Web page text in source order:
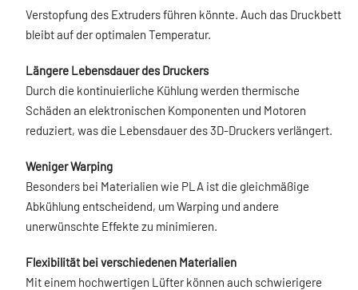
Verstopfung des Extruders führen könnte. Auch das Druckbett
bleibt auf der optimalen Temperatur.
Längere Lebensdauer des Druckers
Durch die kontinuierliche Kühlung werden thermische
Schäden an elektronischen Komponenten und Motoren
reduziert, was die Lebensdauer des 3D-Druckers verlängert.
Weniger Warping
Besonders bei Materialien wie PLA ist die gleichmäßige
Abkühlung entscheidend, um Warping und andere
unerwünschte Effekte zu minimieren.
Flexibilität bei verschiedenen Materialien
Mit einem hochwertigen Lüfter können auch schwierigere